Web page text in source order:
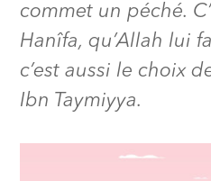
commet un péché.
Hanîfa, qu’Allah lui
c’est aussi le choix
Ibn Taymiyya.